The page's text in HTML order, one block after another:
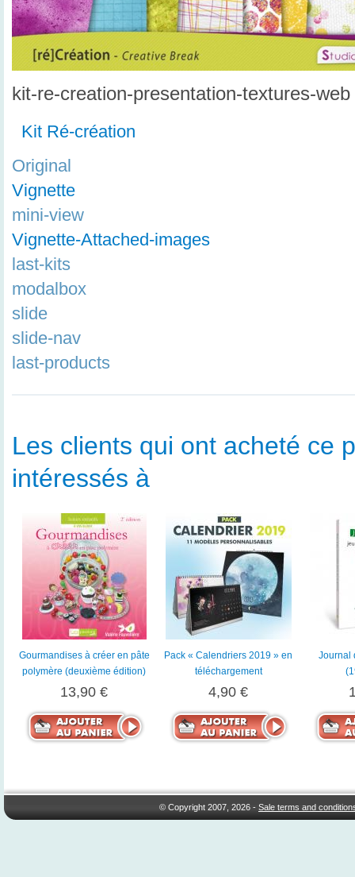
kit-re-creation-presentation-textures-web
Kit Ré-création
Original
Vignette
mini-view
Vignette-Attached-images
last-kits
modalbox
slide
slide-nav
last-products
Les clients qui ont acheté ce
intéressés à
Gourmandises à créer en pâte
polymère (deuxième édition)
13,90 €
Pack « Calendriers 2019 » en
téléchargement
4,90 €
Journal
© Copyright 2007, 2026 -Sale terms and